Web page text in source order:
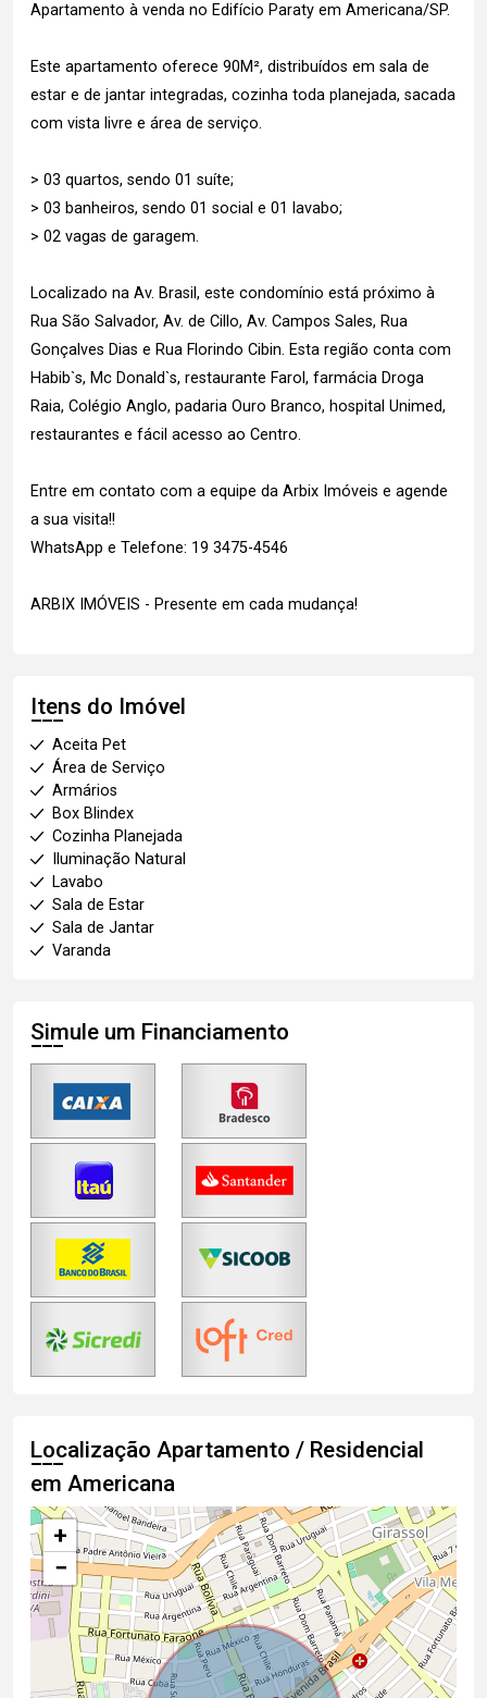
Apartamento à venda no Edifício Paraty em Americana/SP.
Este apartamento oferece 90M², distribuídos em sala de
estar e de jantar integradas, cozinha toda planejada, sacada
com vista livre e área de serviço.
> 03 quartos, sendo 01 suíte;
> 03 banheiros, sendo 01 social e 01 lavabo;
> 02 vagas de garagem.
Localizado na Av. Brasil, este condomínio está próximo à
Rua São Salvador, Av. de Cillo, Av. Campos Sales, Rua
Gonçalves Dias e Rua Florindo Cibin. Esta região conta com
Habib`s, Mc Donald`s, restaurante Farol, farmácia Droga
Raia, Colégio Anglo, padaria Ouro Branco, hospital Unimed,
restaurantes e fácil acesso ao Centro.
Entre em contato com a equipe da Arbix Imóveis e agende
a sua visita!!
WhatsApp e Telefone: 19 3475-4546
ARBIX IMÓVEIS - Presente em cada mudança!
Itens do Imóvel
Aceita Pet
Área de Serviço
Armários
Box Blindex
Cozinha Planejada
Iluminação Natural
Lavabo
Sala de Estar
Sala de Jantar
Varanda
Simule um Financiamento
Localização Apartamento / Residencial
em Americana
+
−